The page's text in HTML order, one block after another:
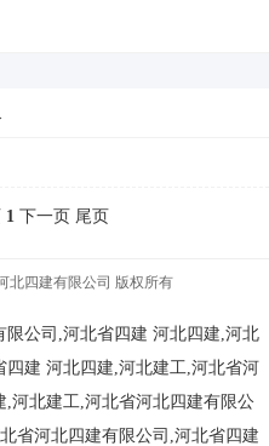
1 下一页 尾页
北四建有限公司 版权所有
限公司,河北省四建 河北四建,河北
四建 河北四建,河北建工,河北省河
,河北建工,河北省河北四建有限公
省河北四建有限公司,河北省四建